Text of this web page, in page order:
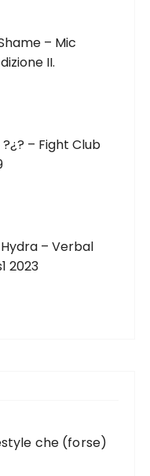
– Mic
II.
– Fight Club
– Verbal
2023
che (forse)